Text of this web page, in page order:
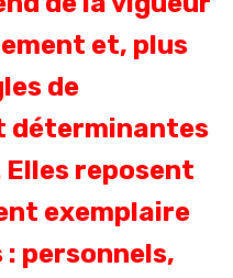
et, plus
de
déterminantes
reposent
exemplaire
: personnels,